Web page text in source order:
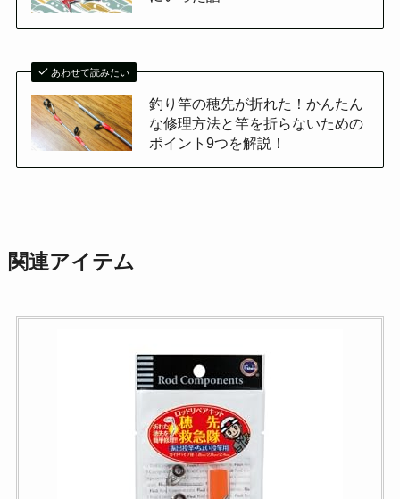
あわせて読みたい
釣り竿の穂先が折れた！かんたん
な修理方法と竿を折らないための
ポイント9つを解説！
関連アイテム